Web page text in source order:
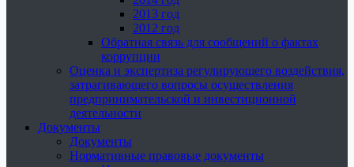
2013 год
2012 год
Обратная связь для сообщений о фактах
коррупции
Оценка и экспертиза регулирующего воздействия,
затрагивающего вопросы осуществления
предпринимательской и инвестиционной
деятельности
Документы
Документы
Нормативные правовые документы